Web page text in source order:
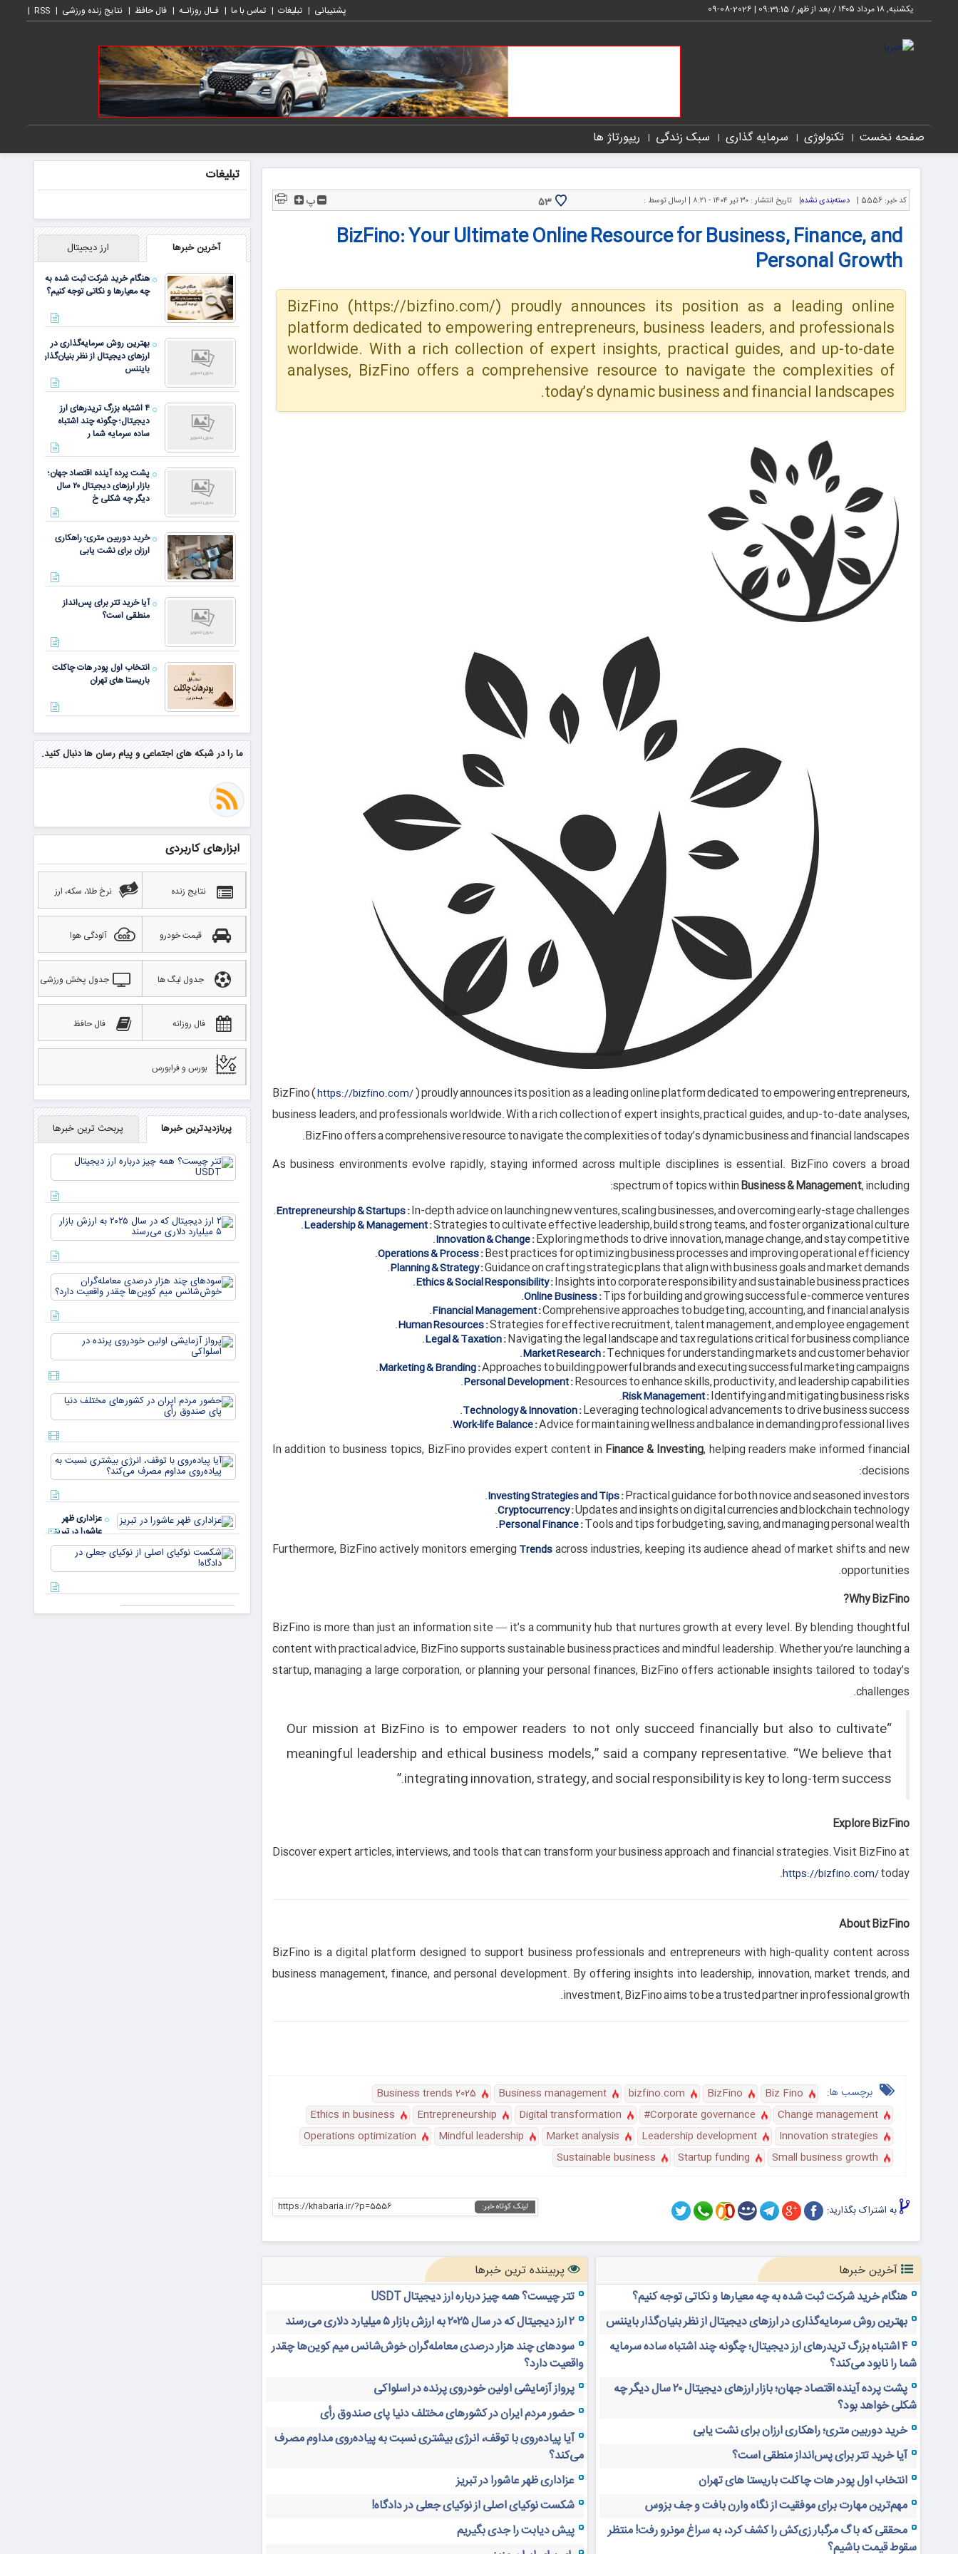
یکشنبه, ۱۸ مرداد ۱۴۰۵ / بعد از ظهر / 09:31:16
|
2026-08-09 پشتیبانی تبلیغات تماس با ما فـال روزانـه فال حافظ نتایج زنده ورزشی RSS
صفحه نخست تکنولوژی سرمایه گذاری سبک زندگی ریپورتاژ ها
کد خبر: 5556 | دسته‌بندی نشده| تاریخ انتشار : ۳۰ تیر ۱۴۰۴ - ۸:۲۱ | ارسال توسط : 53 پ
BizFino: Your Ultimate Online Resource for Business, Finance, and
Personal Growth
BizFino (https://bizfino.com/) proudly announces its position as a leading online
platform dedicated to empowering entrepreneurs, business leaders, and professionals
worldwide. With a rich collection of expert insights, practical guides, and up-to-date
analyses, BizFino offers a comprehensive resource to navigate the complexities of
today’s dynamic business and financial landscapes.
BizFino (https://bizfino.com/) proudly announces its position as a leading online platform dedicated to empowering entrepreneurs,
business leaders, and professionals worldwide. With a rich collection of expert insights, practical guides, and up-to-date analyses,
BizFino offers a comprehensive resource to navigate the complexities of today’s dynamic business and financial landscapes.
As business environments evolve rapidly, staying informed across multiple disciplines is essential. BizFino covers a broad
spectrum of topics withinBusiness & Management, including:
Entrepreneurship & Startups:In-depth advice on launching new ventures, scaling businesses, and overcoming early-stage challenges.
Leadership & Management:Strategies to cultivate effective leadership, build strong teams, and foster organizational culture.
Innovation & Change:Exploring methods to drive innovation, manage change, and stay competitive.
Operations & Process:Best practices for optimizing business processes and improving operational efficiency.
Planning & Strategy:Guidance on crafting strategic plans that align with business goals and market demands.
Ethics & Social Responsibility:Insights into corporate responsibility and sustainable business practices.
Online Business:Tips for building and growing successful e-commerce ventures.
Financial Management:Comprehensive approaches to budgeting, accounting, and financial analysis.
Human Resources:Strategies for effective recruitment, talent management, and employee engagement.
Legal & Taxation:Navigating the legal landscape and tax regulations critical for business compliance.
Market Research:Techniques for understanding markets and customer behavior.
Marketing & Branding:Approaches to building powerful brands and executing successful marketing campaigns.
Personal Development:Resources to enhance skills, productivity, and leadership capabilities.
Risk Management:Identifying and mitigating business risks.
Technology & Innovation:Leveraging technological advancements to drive business success.
Work-life Balance:Advice for maintaining wellness and balance in demanding professional lives.
In addition to business topics, BizFino provides expert content in Finance & Investing, helping readers make informed financial
decisions:
Investing Strategies and Tips:Practical guidance for both novice and seasoned investors.
Cryptocurrency:Updates and insights on digital currencies and blockchain technology.
Personal Finance:Tools and tips for budgeting, saving, and managing personal wealth.
Furthermore, BizFino actively monitors emerging Trendsacross industries, keeping its audience ahead of market shifts and new
opportunities.
Why BizFino?
BizFino is more than just an information site — it’s a community hub that nurtures growth at every level. By blending thoughtful
content with practical advice, BizFino supports sustainable business practices and mindful leadership. Whether you’re launching a
startup, managing a large corporation, or planning your personal finances, BizFino offers actionable insights tailored to today’s
challenges.
“Our mission at BizFino is to empower readers to not only succeed financially but also to cultivate
meaningful leadership and ethical business models,” said a company representative. “We believe that
integrating innovation, strategy, and social responsibility is key to long-term success.”
Explore BizFino
Discover expert articles, interviews, and tools that can transform your business approach and financial strategies. Visit BizFino at
https://bizfino.com/today.
About BizFino
BizFino is a digital platform designed to support business professionals and entrepreneurs with high-quality content across
business management, finance, and personal development. By offering insights into leadership, innovation, market trends, and
investment, BizFino aims to be a trusted partner in professional growth.
برچسب ها: Biz Fino
BizFino
bizfino.com
Business management
Business trends 2025
Change management
Corporate governance#
Digital transformation
Entrepreneurship
Ethics in business
Innovation strategies
Leadership development
Market analysis
Mindful leadership
Operations optimization
Small business growth
Startup funding
Sustainable business
به اشتراک بگذارید: لینک کوتاه خبر: https://khabaria.ir/?p=5556
آخرین خبرها
هنگام خرید شرکت ثبت شده به چه معیارها و نکاتی توجه کنیم؟
بهترین روش سرمایه‌گذاری در ارزهای دیجیتال از نظر بنیان‌گذار بایننس
۴ اشتباه بزرگ تریدرهای ارز دیجیتال؛ چگونه چند اشتباه ساده سرمایه
شما را نابود می‌کند؟
پشت پرده آینده اقتصاد جهان؛ بازار ارزهای دیجیتال ۲۰ سال دیگر چه
شکلی خواهد بود؟
خرید دوربین متری؛ راهکاری ارزان برای نشت یابی
آیا خرید تتر برای پس‌انداز منطقی است؟
انتخاب اول پودر هات چاکلت باریستا های تهران
مهم‌ترین مهارت برای موفقیت از نگاه وارن بافت و جف بزوس
محققی که باگ مرگبار زی‌کش را کشف کرد، به سراغ مونرو رفت! منتظر
سقوط قیمت باشیم؟
پربیننده ترین خبرها
تتر چیست؟ همه چیز درباره ارز دیجیتال USDT
۲ ارز دیجیتال که در سال ۲۰۲۵ به ارزش بازار ۵ میلیارد دلاری می‌رسند
سودهای چند هزار درصدی معامله‌گران خوش‌شانس میم کوین‌ها چقدر
واقعیت دارد؟
پرواز آزمایشی اولین خودروی پرنده در اسلواکی
حضور مردم ایران در کشورهای مختلف دنیا پای صندوق رأی
آیا پیاده‌روی با توقف، انرژی بیشتری نسبت به پیاده‌روی مداوم مصرف
می‌کند؟
عزاداری ظهر عاشورا در تبریز
شکست نوکیای اصلی از نوکیای جعلی در دادگاه!
پیش دیابت را جدی بگیریم
تبلیغات
آخرین خبرها ارز دیجیتال
هنگام خرید شرکت ثبت شده به
چه معیارها و نکاتی توجه کنیم؟
بهترین روش سرمایه‌گذاری در
ارزهای دیجیتال از نظر بنیان‌گذار
بایننس
۴ اشتباه بزرگ تریدرهای ارز
دیجیتال؛ چگونه چند اشتباه
ساده سرمایه شما ر
پشت پرده آینده اقتصاد جهان؛
بازار ارزهای دیجیتال ۲۰ سال
دیگر چه شکلی خ
خرید دوربین متری؛ راهکاری
ارزان برای نشت یابی
آیا خرید تتر برای پس‌انداز
منطقی است؟
انتخاب اول پودر هات چاکلت
باریستا های تهران
مهم‌ترین مهارت برای موفقیت از
نگاه وارن بافت و جف بزوس
منتظر سقوط قی
بهترین صرافی ارز دیجیتال
خارجی بدون تحریم را بشناسید؛
آپدیت ۲۰۲۶
ما را در شبکه های اجتماعی و پیام رسان ها دنبال کنید.
ابزارهای کاربردی
نتایج زنده نرخ طلا، سکه، ارز
قیمت خودرو آلودگی هوا
جدول لیگ ها جدول پخش ورزشی
فال روزانه فال حافظ
بورس و فرابورس
پربازدیدترین خبرها پربحث ترین خبرها
عزاداری ظهر
عاشورا در تبریز
دادگاه!
پیش دیابت را